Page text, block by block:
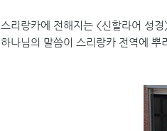
스리랑카에 전해지는 <신할라어 성경
하나님의 말씀이 스리랑카 전역에 뿌